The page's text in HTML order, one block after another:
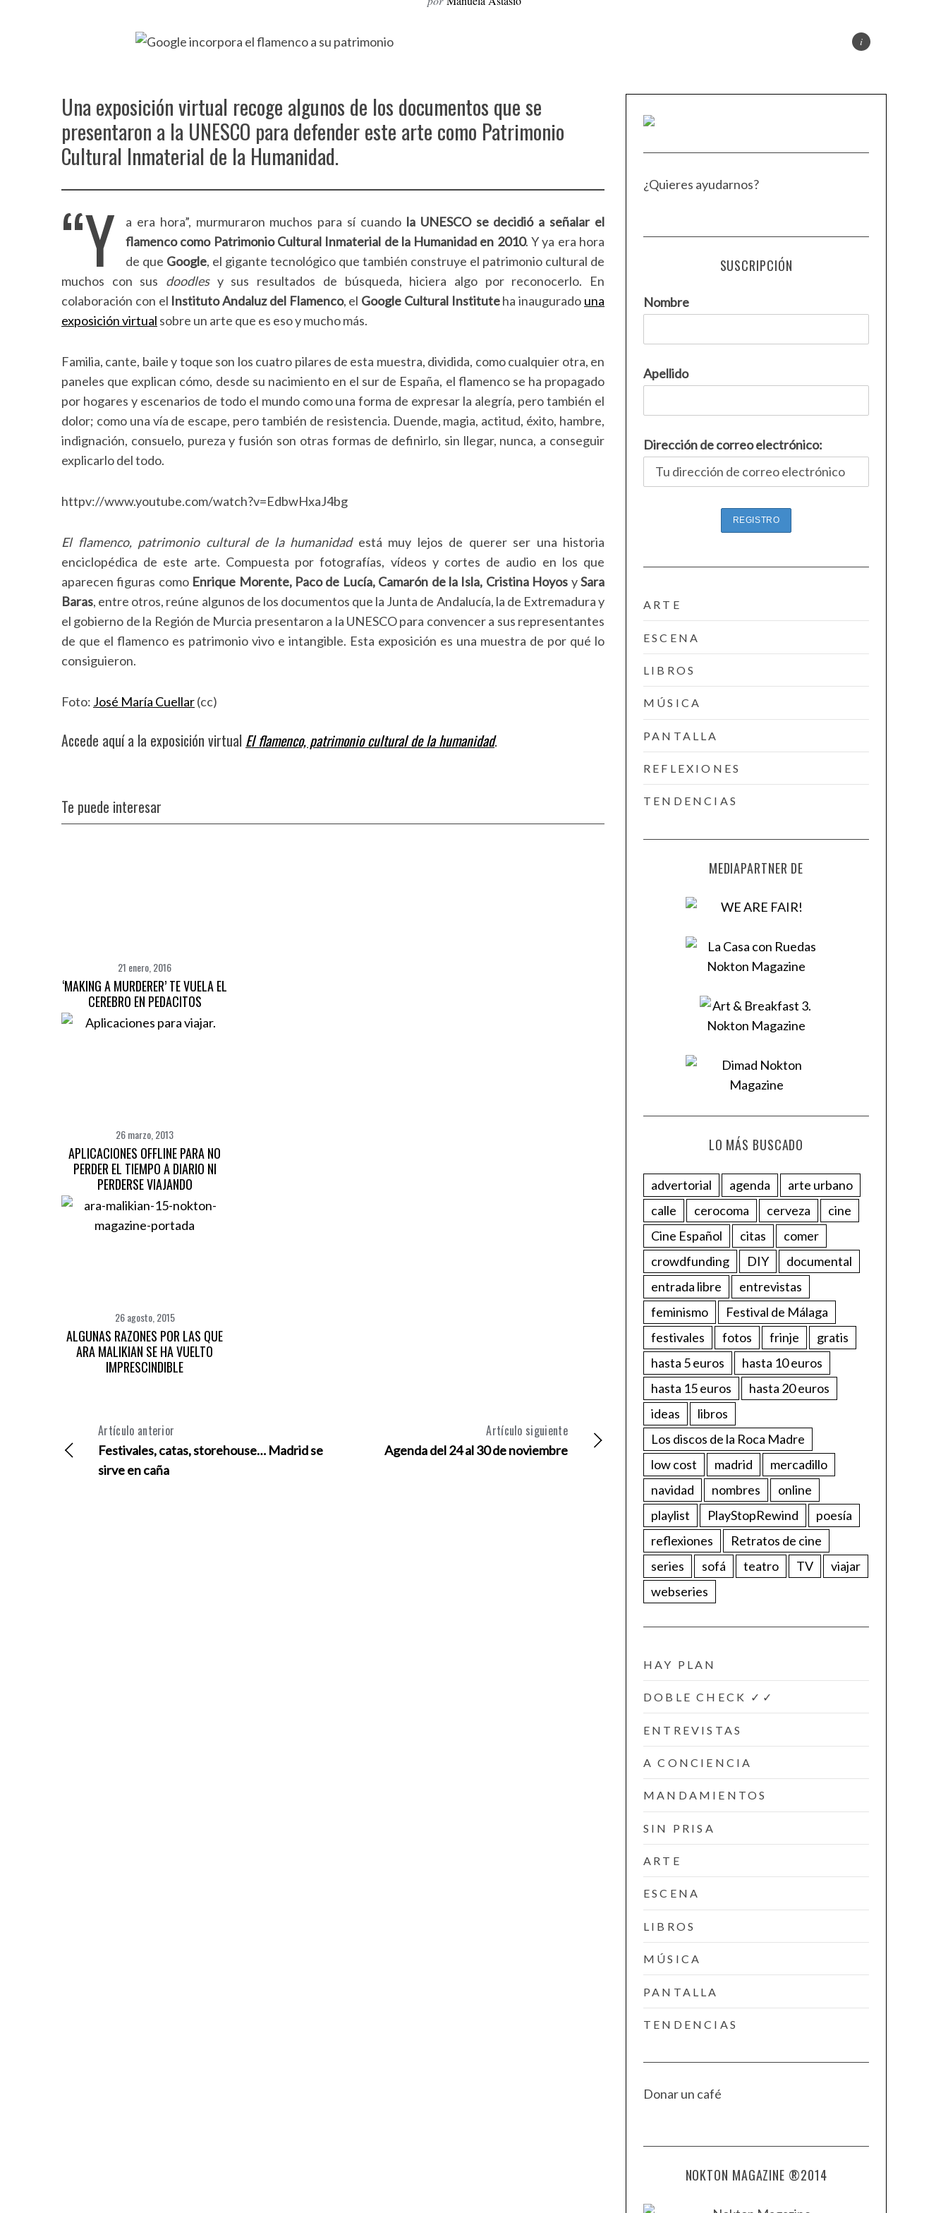
Una exposición virtual recoge algunos de los documentos que se
presentaron a la UNESCO para defender este arte como Patrimonio
Cultural Inmaterial de la Humanidad.
“Y a era hora”, murmuraron muchos para sí cuando la UNESCO se decidió a señalar el
flamenco como Patrimonio Cultural Inmaterial de la Humanidad en 2010. Y ya era hora
de que Google, el gigante tecnológico que también construye el patrimonio cultural de
muchos con sus doodlesy sus resultados de búsqueda, hiciera algo por reconocerlo. En
colaboración con el Instituto Andaluz del Flamenco, el Google Cultural Instituteha inaugurado una
exposición virtual sobre un arte que es eso y mucho más.
Familia, cante, baile y toque son los cuatro pilares de esta muestra, dividida, como cualquier otra, en
paneles que explican cómo, desde su nacimiento en el sur de España, el flamenco se ha propagado
por hogares y escenarios de todo el mundo como una forma de expresar la alegría, pero también el
dolor; como una vía de escape, pero también de resistencia. Duende, magia, actitud, éxito, hambre,
indignación, consuelo, pureza y fusión son otras formas de definirlo, sin llegar, nunca, a conseguir
explicarlo del todo.
httpv://www.youtube.com/watch?v=EdbwHxaJ4bg
El flamenco, patrimonio cultural de la humanidad está muy lejos de querer ser una historia
enciclopédica de este arte. Compuesta por fotografías, vídeos y cortes de audio en los que
aparecen figuras como Enrique Morente, Paco de Lucía, Camarón de la Isla, Cristina Hoyos ySara
Baras, entre otros, reúne algunos de los documentos que la Junta de Andalucía, la de Extremadura y
el gobierno de la Región de Murcia presentaron a la UNESCO para convencer a sus representantes
de que el flamenco es patrimonio vivo e intangible. Esta exposición es una muestra de por qué lo
consiguieron.
Foto: José María Cuellar(cc)
Accede aquí a la exposición virtual El flamenco, patrimonio cultural de la humanidad.
Te puede interesar
21 enero, 2016
‘MAKING A MURDERER’ TE VUELA EL
CEREBRO EN PEDACITOS
26 marzo, 2013
APLICACIONES OFFLINE PARA NO
PERDER EL TIEMPO A DIARIO NI
PERDERSE VIAJANDO
26 agosto, 2015
ALGUNAS RAZONES POR LAS QUE
ARA MALIKIAN SE HA VUELTO
IMPRESCINDIBLE
Artículo anterior
Festivales, catas, storehouse… Madrid se
sirve en caña
Artículo siguiente
Agenda del 24 al 30 de noviembre
¿Quieres ayudarnos?
SUSCRIPCIÓN
Nombre
Apellido
Dirección de correo electrónico:
ARTE
ESCENA
LIBROS
MÚSICA
PANTALLA
REFLEXIONES
TENDENCIAS
MEDIAPARTNER DE
LO MÁS BUSCADO
advertorial agenda
arte urbano
calle
cerocoma cerveza
cine
Cine Español
citas
comer
crowdfunding
DIY
documental
entrada libre
entrevistas
feminismo
Festival de Málaga
festivales
fotos frinje
gratis
hasta 5 euros
hasta 10 euros
hasta 15 euros
hasta 20 euros
ideas
libros
Los discos de la Roca Madre
low cost
madrid
mercadillo
navidad
nombres
online
playlist
PlayStopRewind
poesía
reflexiones
Retratos de cine
series
sofá teatro TV
viajar
webseries
HAY PLAN
DOBLE CHECK ✓✓
ENTREVISTAS
A CONCIENCIA
MANDAMIENTOS
SIN PRISA
ARTE
ESCENA
LIBROS
MÚSICA
PANTALLA
TENDENCIAS
Donar un café
NOKTON MAGAZINE ®2014
S
e